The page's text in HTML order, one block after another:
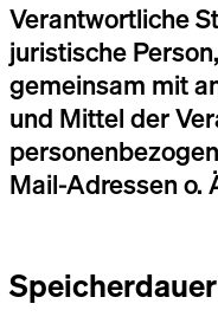
Verantwortliche
juristische
gemeinsam mit
und Mittel der
Mail-Adressen o.
Speicherdauer